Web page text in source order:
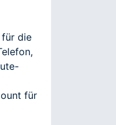
für die
für